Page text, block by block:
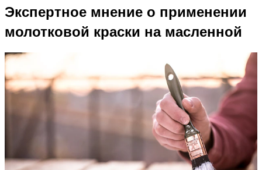
Экспертное мнение о применении
молотковой краски на масленной